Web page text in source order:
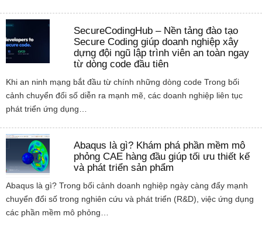
SecureCodingHub – Nền tảng đào tạo
Secure Coding giúp doanh nghiệp xây
dựng đội ngũ lập trình viên an toàn ngay
từ dòng code đầu tiên
Khi an ninh mạng bắt đầu từ chính những dòng code Trong bối
cảnh chuyển đổi số diễn ra mạnh mẽ, các doanh nghiệp liên tục
phát triển ứng dụng…
Abaqus là gì? Khám phá phần mềm mô
phỏng CAE hàng đầu giúp tối ưu thiết kế
và phát triển sản phẩm
Abaqus là gì? Trong bối cảnh doanh nghiệp ngày càng đẩy mạnh
chuyển đổi số trong nghiên cứu và phát triển (R&D), việc ứng dụng
các phần mềm mô phỏng…